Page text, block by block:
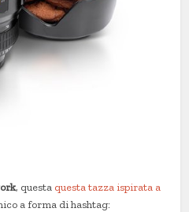
, questa questa tazza ispirata a
a forma di hashtag: